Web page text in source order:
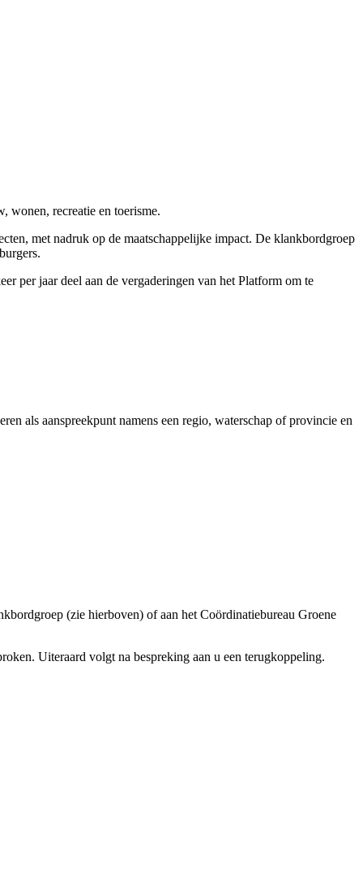
wonen, recreatie en toerisme.
met nadruk op de maatschappelijke impact. De klankbordgroep
per jaar deel aan de vergaderingen van het Platform om te
als aanspreekpunt namens een regio, waterschap of provincie en
(zie hierboven) of aan het Coördinatiebureau Groene
Uiteraard volgt na bespreking aan u een terugkoppeling.